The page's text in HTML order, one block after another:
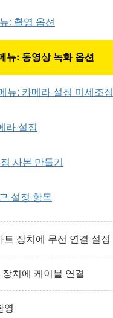
: 촬영 옵션
뉴: 동영상 녹화 옵션
뉴: 카메라 설정 미세조정
라 설정
사본 만들기
설정 항목
트 장치에 무선 연결 설정
치에 케이블 연결
영